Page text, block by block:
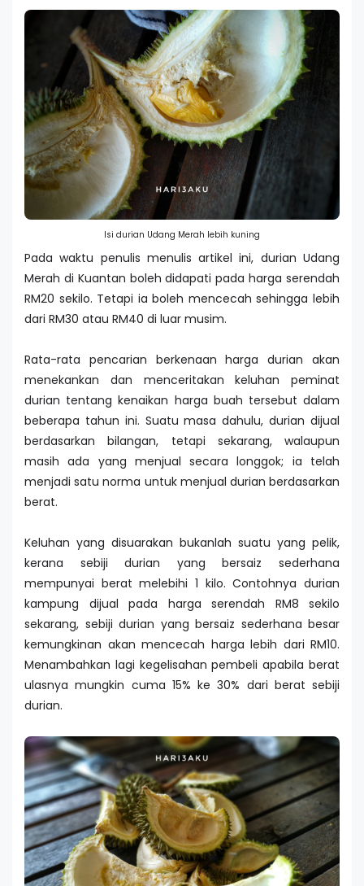
Isi durian Udang Merah lebih kuning
Pada waktu penulis menulis artikel ini, durian Udang
Merah di Kuantan boleh didapati pada harga serendah
RM20 sekilo. Tetapi ia boleh mencecah sehingga lebih
dari RM30 atau RM40 di luar musim.
Rata-rata pencarian berkenaan harga durian akan
menekankan dan menceritakan keluhan peminat
durian tentang kenaikan harga buah tersebut dalam
beberapa tahun ini. Suatu masa dahulu, durian dijual
berdasarkan bilangan, tetapi sekarang, walaupun
masih ada yang menjual secara longgok; ia telah
menjadi satu norma untuk menjual durian berdasarkan
berat.
Keluhan yang disuarakan bukanlah suatu yang pelik,
kerana sebiji durian yang bersaiz sederhana
mempunyai berat melebihi 1 kilo. Contohnya durian
kampung dijual pada harga serendah RM8 sekilo
sekarang, sebiji durian yang bersaiz sederhana besar
kemungkinan akan mencecah harga lebih dari RM10.
Menambahkan lagi kegelisahan pembeli apabila berat
ulasnya mungkin cuma 15% ke 30% dari berat sebiji
durian.